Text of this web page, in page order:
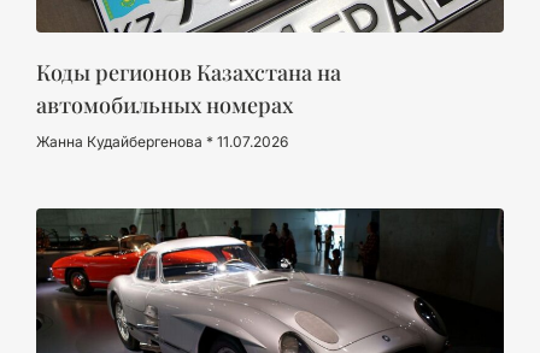
Коды регионов Казахстана на
автомобильных номерах
Жанна Кудайбергенова 11.07.2026